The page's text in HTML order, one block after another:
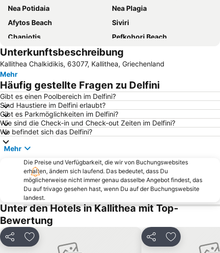
Nea Potidaia
Nea Plagia
Afytos Beach
Siviri
Chaniotis
Pefkohori Beach
Polychrono beach
Karidi Beach
Sunshine
Afytos
Lagomandra
Neos Marmaras
Porto Carras Grand Resort Golf Club
Agios Ioannis
Kallithea
Toroni
Porto Koufo
Nea Skioni
Possidi
Psakoudia
Gerakini
Fourka
Kriopigi
Strand Alikes Ammouliani
Nea Fokea beach
Potidea
Elia 2
Paradisos
Elani
Karagatsia
Livrochio
Unterkunftsbeschreibung
Kallithea Chalkidikis, 63077, Kallithea, Griechenland
Mehr
Häufig gestellte Fragen zu Delfini
Gibt es einen Poolbereich im Delfini?
Sind Haustiere im Delfini erlaubt?
Gibt es Parkmöglichkeiten im Delfini?
Wie sind die Check-in und Check-out Zeiten im Delfini?
Wo befindet sich das Delfini?
Mehr
Die Preise und Verfügbarkeit, die wir von Buchungswebsites
erhalten, ändern sich laufend. Das bedeutet, dass Du
möglicherweise nicht immer genau dasselbe Angebot findest, das
Du auf trivago gesehen hast, wenn Du auf der Buchungswebsite
landest.
Unter den Hotels in Kallithea mit Top-
Bewertung
Teilen Zu Favoriten hinzufügen Teilen Zu Favoriten